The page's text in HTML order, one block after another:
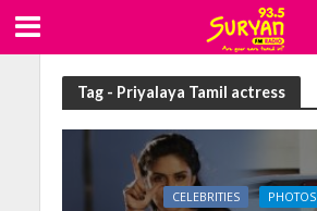
Tag - Priyalaya Tamil actress
CELEBRITIES PHOTOS